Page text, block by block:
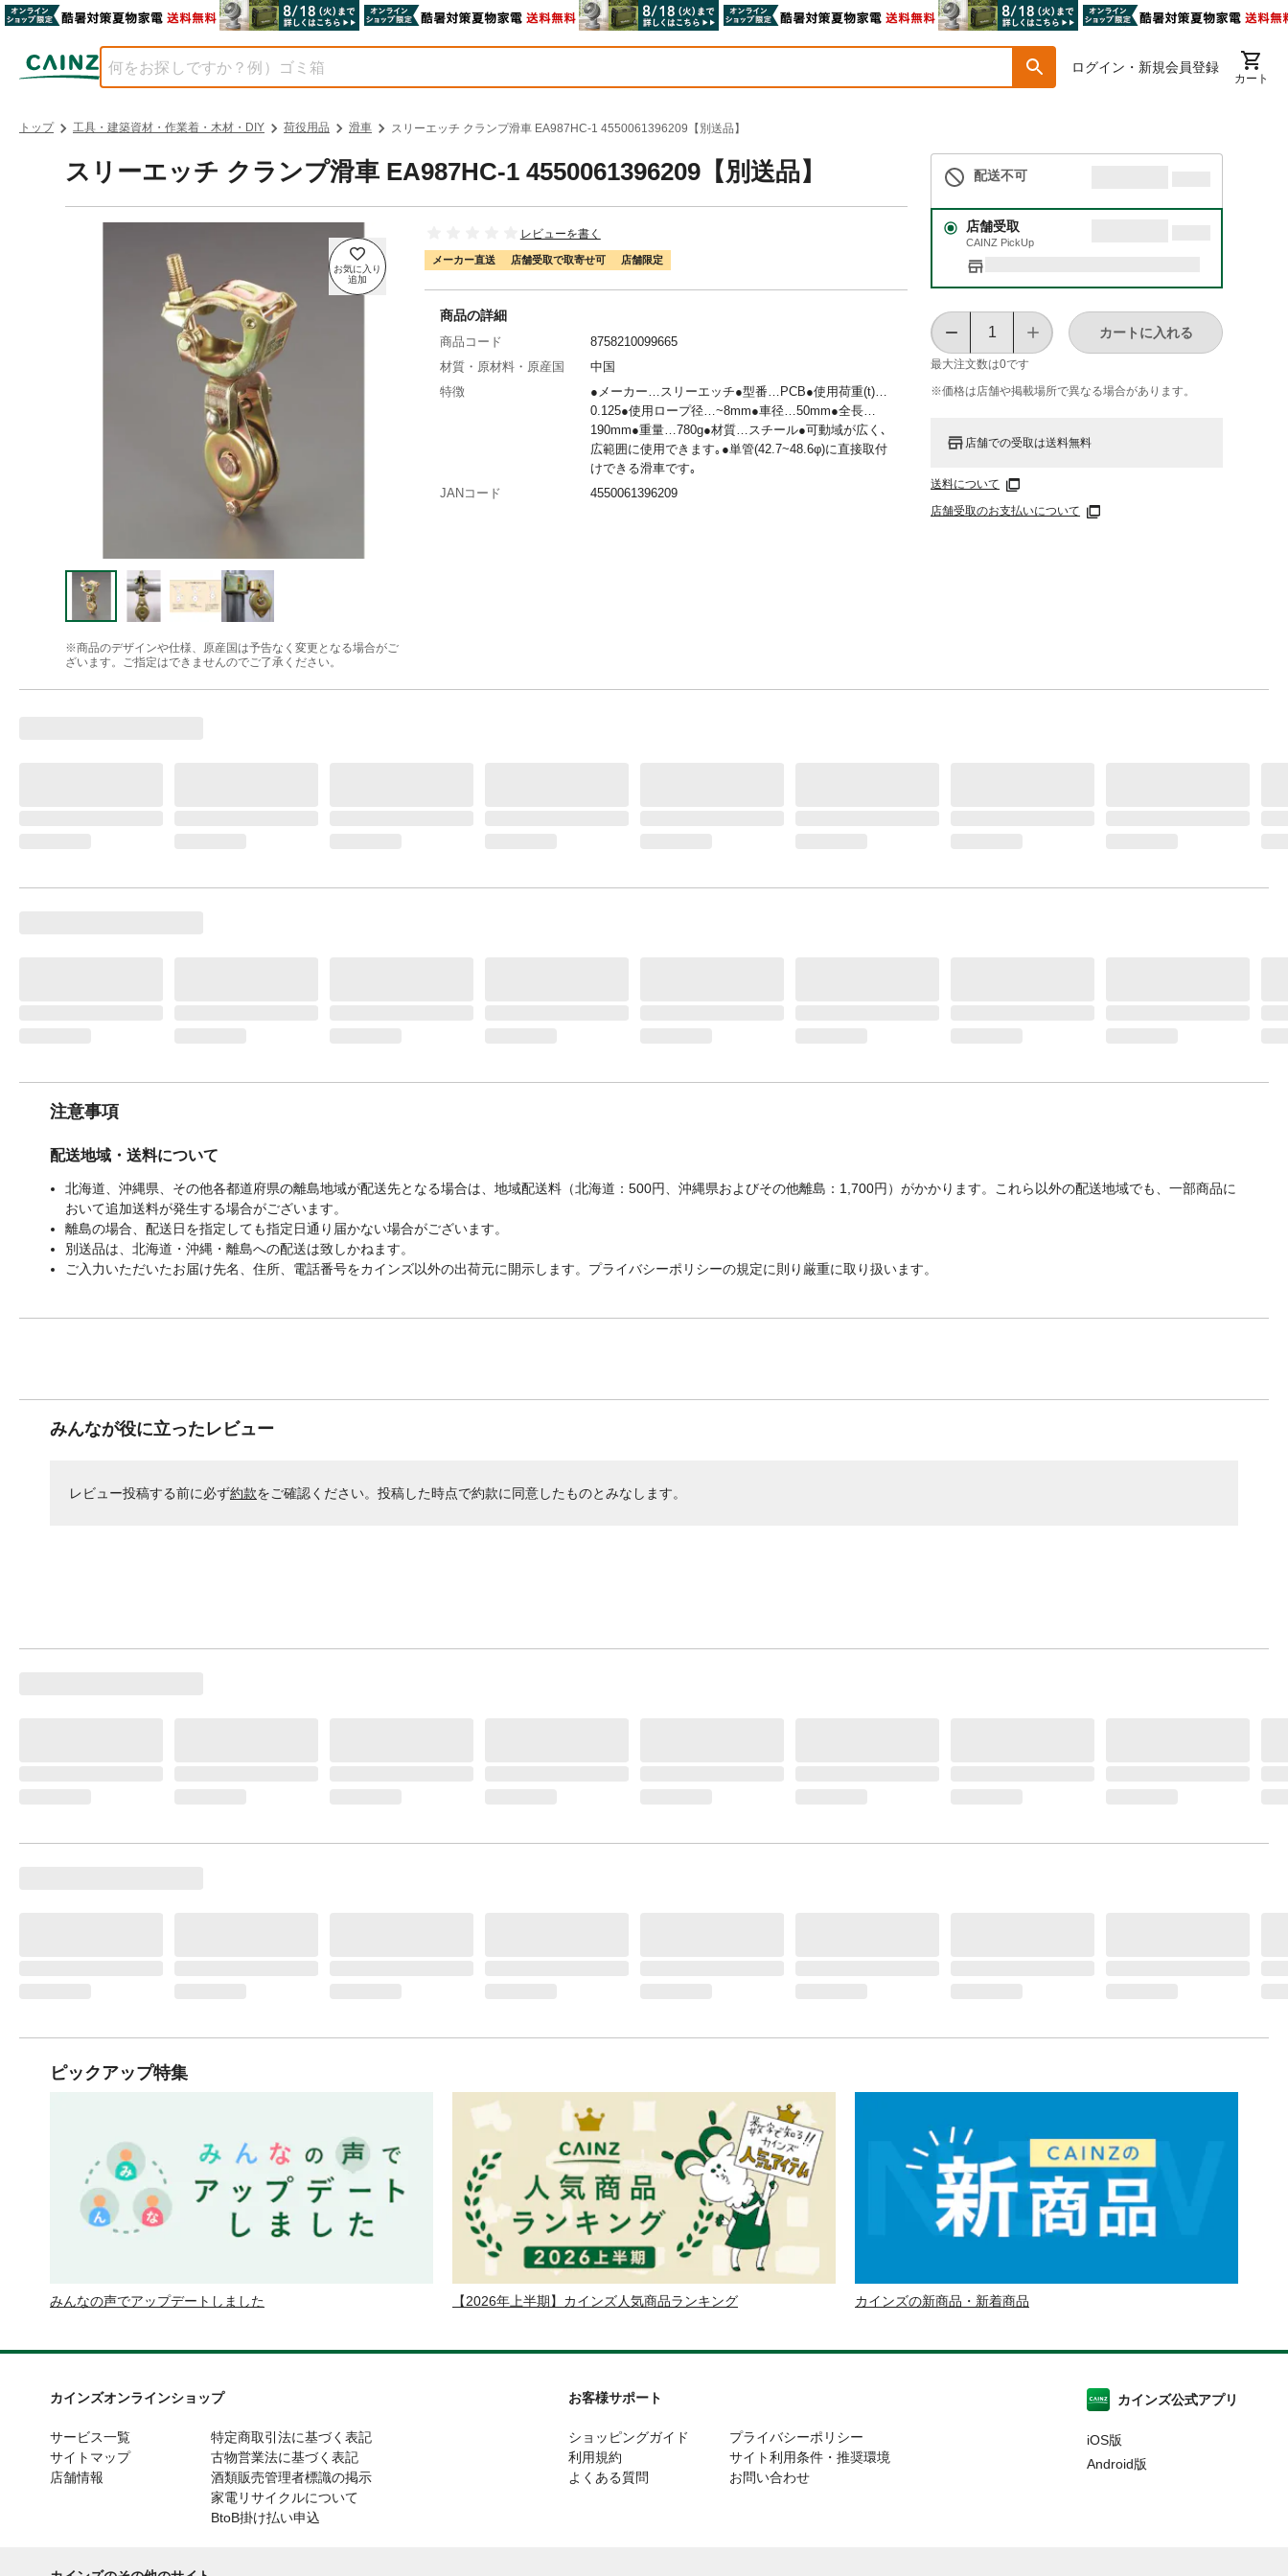
ログイン・新規会員登録
カート
トップ 工具・建築資材・作業着・木材・DIY 荷役用品 滑車 スリーエッチ クランプ滑車 EA987HC-1 4550061396209【別送品】
スリーエッチ クランプ滑車 EA987HC-1 4550061396209【別送品】
※商品のデザインや仕様、原産国は予告なく変更となる場合がご
ざいます。ご指定はできませんのでご了承ください。
レビューを書く
メーカー直送 店舗受取で取寄せ可 店舗限定
配送不可
店舗受取
CAINZ PickUp
最大注文数は0です
カートに入れる
※価格は​店舗や​掲載場所で​異なる​場合が​あります。
店舗での受取は送料無料
送料について
店舗受取のお支払いについて
商品の詳細
商品コード
8758210099665
材質・原材料・原産国
中国
特徴
●メーカー…スリーエッチ●型番…PCB●使用荷重(t)…
0.125●使用ロープ径…~8mm●車径…50mm●全長…
190mm●重量…780g●材質…スチール●可動域が広く､
広範囲に使用できます｡●単管(42.7~48.6φ)に直接取付
けできる滑車です｡
JANコード
4550061396209
注意事項
配送地域・送料について
北海道、沖縄県、その他各都道府県の離島地域が配送先となる場合は、地域配送料（北海道：500円、沖縄県およびその他離島：1,700円）がかかります。これら以外の配送地域でも、一部商品に
おいて追加送料が発生する場合がございます。
離島の場合、配送日を指定しても指定日通り届かない場合がございます。
別送品は、北海道・沖縄・離島への配送は致しかねます。
ご入力いただいたお届け先名、住所、電話番号をカインズ以外の出荷元に開示します。プライバシーポリシーの規定に則り厳重に取り扱います。
みんなが役に立ったレビュー
レビュー投稿する前に必ず約款をご確認ください。投稿した時点で約款に同意したものとみなします。
ピックアップ特集
みんなの声でアップデートしました 【2026年上半期】カインズ人気商品ランキング カインズの新商品・新着商品
カインズオンラインショップ
サービス一覧
サイトマップ
店舗情報
特定商取引法に基づく表記
古物営業法に基づく表記
酒類販売管理者標識の掲示
家電リサイクルについて
BtoB掛け払い申込
お客様サポート
ショッピングガイド
利用規約
よくある質問
プライバシーポリシー
サイト利用条件・推奨環境
お問い合わせ
カインズ公式アプリ
iOS版
Android版